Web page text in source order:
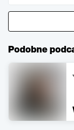
Podobne